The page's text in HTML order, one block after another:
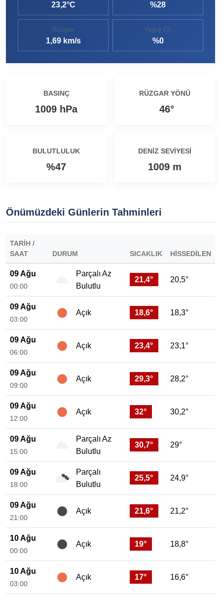
Ezine MEM Öğrencileri Otomotiv Sektörünü Yerinde İnceledi
10:45 |
23,2°C %28
Rüzgar
1,69 km/s
Yağış Ol.
%0
BASINÇ
1009 hPa
RÜZGAR YÖNÜ
46°
BULUTLULUK
%47
DENIZ SEVIYESI
1009 m
Önümüzdeki Günlerin Tahminleri
TARIH /
SAAT
DURUM SICAKLIK HISSEDILEN
09 Ağu
00:00
Parçalı Az
Bulutlu
21,4° 20,5°
09 Ağu
03:00
Açık 18,6° 18,3°
09 Ağu
06:00
Açık 23,4° 23,1°
09 Ağu
09:00
Açık 29,3° 28,2°
09 Ağu
12:00
Açık 32° 30,2°
09 Ağu
15:00
Parçalı Az
Bulutlu
30,7° 29°
09 Ağu
18:00
Parçalı
Bulutlu
25,5° 24,9°
09 Ağu
21:00
Açık 21,6° 21,2°
10 Ağu
00:00
Açık 19° 18,8°
10 Ağu
03:00
Açık 17° 16,6°